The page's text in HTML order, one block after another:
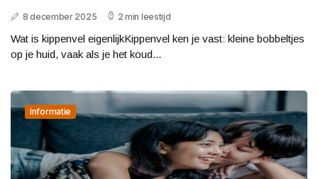
8 december 2025 2 min leestijd
Wat is kippenvel eigenlijkKippenvel ken je vast: kleine bobbeltjes
op je huid, vaak als je het koud...
Informatie